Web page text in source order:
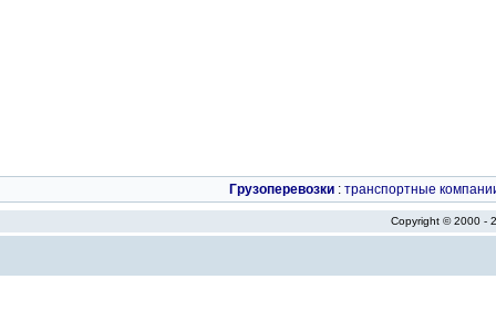
Грузоперевозки : транспортные
Copyright © 2000 -